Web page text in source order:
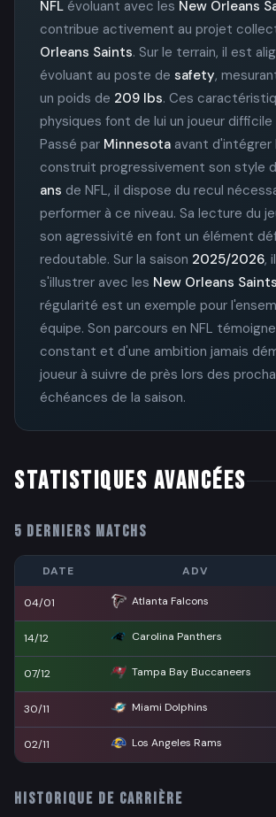
NFL évoluant avec les New Orleans
contribue activement au projet
Orleans Saints. Sur le terrain, il est
évoluant au poste de safety,
un poids de 209 lbs. Ces
physiques font de lui un joueur difficile
Passé par Minnesota avant d'intégrer
construit progressivement son style
ans de NFL, il dispose du recul
performer à ce niveau. Sa lecture du
son agressivité en font un élément
redoutable. Sur la saison 2025/2026,
s'illustrer avec les New Orleans Saints
régularité est un exemple pour
équipe. Son parcours en NFL
constant et d'une ambition jamais
joueur à suivre de près lors des
échéances de la saison.
STATISTIQUES AVANCÉES
5 DERNIERS MATCHS
DATE ADV
04/01 Atlanta Falcons
14/12 Carolina Panthers
07/12 Tampa Bay Buccaneers
30/11 Miami Dolphins
02/11 Los Angeles Rams
HISTORIQUE DE CARRIÈRE